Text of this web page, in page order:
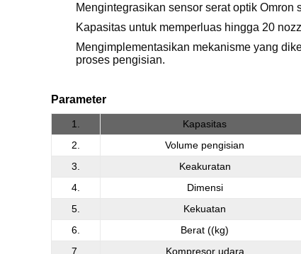
Mengintegrasikan sensor serat optik
Kapasitas untuk memperluas hingga 20
Mengimplementasikan mekanisme yang
proses pengisian.
Parameter
1. Kapasitas
2.
Volume pengisian
3.
Keakuratan
4.
Dimensi
5.
Kekuatan
6.
Berat ((kg)
7.
Kompresor udara